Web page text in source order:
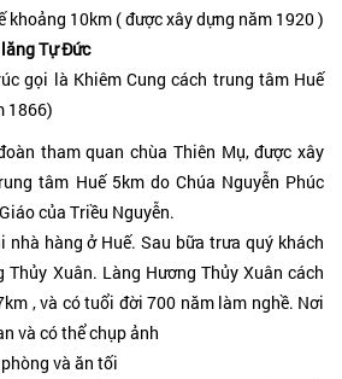
khoảng 10km ( được xây dựng năm 1920 )
Tự Đức
gọi là Khiêm Cung cách trung tâm Huế
1866)
tham quan chùa Thiên Mụ, được xây
tâm Huế 5km do Chúa Nguyễn Phúc
của Triều Nguyễn.
hàng ở Huế. Sau bữa trưa quý khách
Xuân. Làng Hương Thủy Xuân cách
, và có tuổi đời 700 năm làm nghề. Nơi
và có thể chụp ảnh
và ăn tối